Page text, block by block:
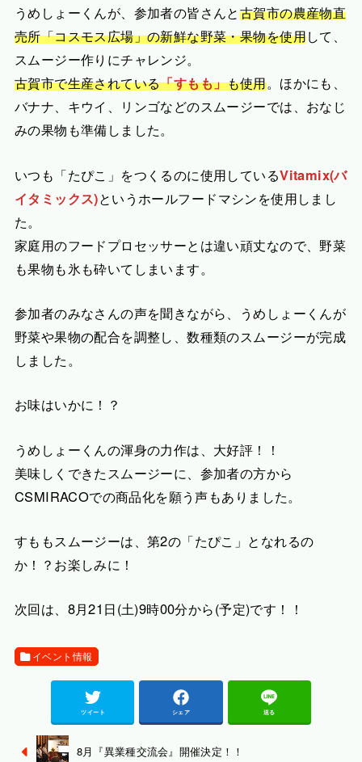
うめしょーくんが、参加者の皆さんと古賀市の農産物直
売所「コスモス広場」の新鮮な野菜・果物を使用して、
スムージー作りにチャレンジ。
古賀市で生産されている「すもも」も使用。ほかにも、
バナナ、キウイ、リンゴなどのスムージーでは、おなじ
みの果物も準備しました。
いつも「たぴこ」をつくるのに使用しているVitamix(バ
イタミックス)というホールフードマシンを使用しまし
た。
家庭用のフードプロセッサーとは違い頑丈なので、野菜
も果物も氷も砕いてしまいます。
参加者のみなさんの声を聞きながら、うめしょーくんが
野菜や果物の配合を調整し、数種類のスムージーが完成
しました。
お味はいかに！？
うめしょーくんの渾身の力作は、大好評！！
美味しくできたスムージーに、参加者の方から
CSMIRACOでの商品化を願う声もありました。
すももスムージーは、第2の「たぴこ」となれるの
か！？お楽しみに！
次回は、8月21日(土)9時00分から(予定)です！！
イベント情報
ツイート シェア 送る
8月『異業種交流会』開催決定！！